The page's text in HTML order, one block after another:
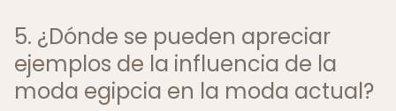
5. ¿Dónde se pueden apreciar
ejemplos de la influencia de la
moda egipcia en la moda actual?